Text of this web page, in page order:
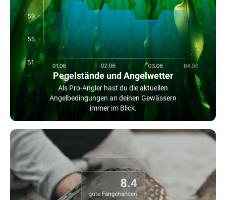
Pegelstände und Angelwetter
Als Pro-Angler hast du die aktuellen
Angelbedingungen an deinen Gewässern
immer im Blick.